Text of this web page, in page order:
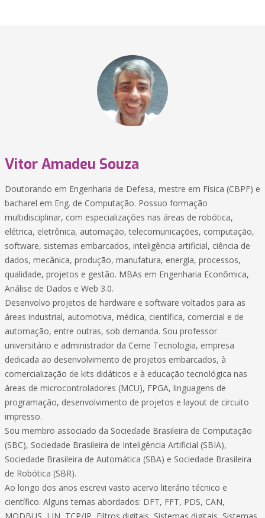
Vitor Amadeu Souza
Doutorando em Engenharia de Defesa, mestre em Física (CBPF) e
bacharel em Eng. de Computação. Possuo formação
multidisciplinar, com especializações nas áreas de robótica,
elétrica, eletrônica, automação, telecomunicações, computação,
software, sistemas embarcados, inteligência artificial, ciência de
dados, mecânica, produção, manufatura, energia, processos,
qualidade, projetos e gestão. MBAs em Engenharia Econômica,
Análise de Dados e Web 3.0.
Desenvolvo projetos de hardware e software voltados para as
áreas industrial, automotiva, médica, científica, comercial e de
automação, entre outras, sob demanda. Sou professor
universitário e administrador da Cerne Tecnologia, empresa
dedicada ao desenvolvimento de projetos embarcados, à
comercialização de kits didáticos e à educação tecnológica nas
áreas de microcontroladores (MCU), FPGA, linguagens de
programação, desenvolvimento de projetos e layout de circuito
impresso.
Sou membro associado da Sociedade Brasileira de Computação
(SBC), Sociedade Brasileira de Inteligência Artificial (SBIA),
Sociedade Brasileira de Automática (SBA) e Sociedade Brasileira
de Robótica (SBR).
Ao longo dos anos escrevi vasto acervo literário técnico e
científico. Alguns temas abordados: DFT, FFT, PDS, CAN,